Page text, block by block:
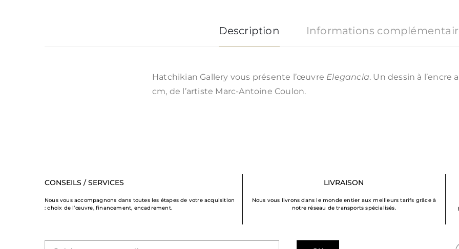
Description Informations
Hatchikian Gallery vous présente l’œuvre Elegancia. Un dessin à l’encre
cm, de l’artiste Marc-Antoine Coulon.
CONSEILS / SERVICES
Nous vous accompagnons dans toutes les étapes de votre acquisition
: choix de l’œuvre, financement, encadrement.
LIVRAISON
Nous vous livrons dans le monde entier aux meilleurs tarifs grâce à
notre réseau de transports spécialisés.